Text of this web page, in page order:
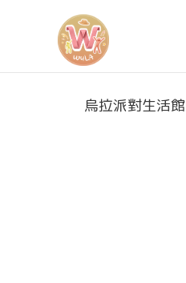
烏拉派對生活館
烏拉派對生活館